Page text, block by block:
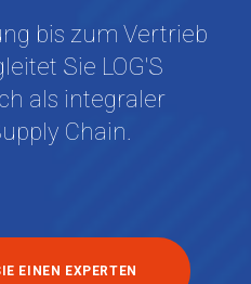
bis zum Vertrieb
Sie LOG'S
als integraler
Chain.
EINEN EXPERTEN